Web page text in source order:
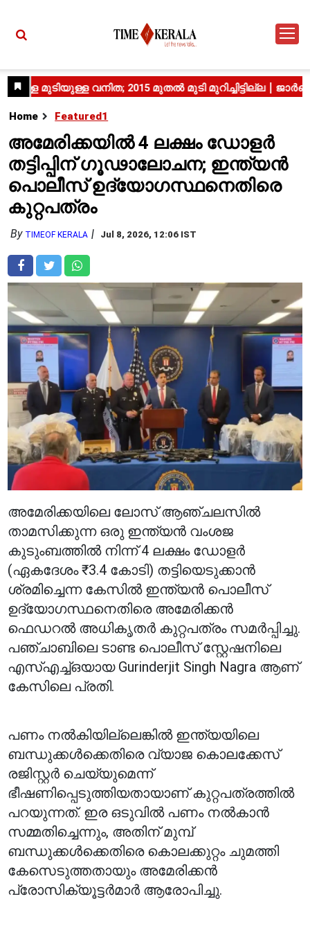
Home Featured1
അമേരിക്കയിൽ 4 ലക്ഷം ഡോളർ
തട്ടിപ്പിന് ഗൂഢാലോചന; ഇന്ത്യൻ
പൊലീസ് ഉദ്യോഗസ്ഥനെതിരെ
കുറ്റപത്രം
By TIMEOF KERALA Jul 8, 2026, 12:06 IST
അമേരിക്കയിലെ ലോസ് ആഞ്ചലസിൽ
താമസിക്കുന്ന ഒരു ഇന്ത്യൻ വംശജ
കുടുംബത്തിൽ നിന്ന് 4 ലക്ഷം ഡോളർ
(ഏകദേശം ₹3.4 കോടി) തട്ടിയെടുക്കാൻ
ശ്രമിച്ചെന്ന കേസിൽ ഇന്ത്യൻ പൊലീസ്
ഉദ്യോഗസ്ഥനെതിരെ അമേരിക്കൻ
ഫെഡറൽ അധികൃതർ കുറ്റപത്രം സമർപ്പിച്ചു.
പഞ്ചാബിലെ ടാണ്ട പൊലീസ് സ്റ്റേഷനിലെ
എസ്‌എച്ച്‌ഒയായ Gurinderjit Singh Nagra ആണ്
കേസിലെ പ്രതി.
പണം നൽകിയില്ലെങ്കിൽ ഇന്ത്യയിലെ
ബന്ധുക്കൾക്കെതിരെ വ്യാജ കൊലക്കേസ്
രജിസ്റ്റർ ചെയ്യുമെന്ന്
ഭീഷണിപ്പെടുത്തിയതായാണ് കുറ്റപത്രത്തിൽ
പറയുന്നത്. ഇര ഒടുവിൽ പണം നൽകാൻ
സമ്മതിച്ചെന്നും, അതിന് മുമ്പ്
ബന്ധുക്കൾക്കെതിരെ കൊലക്കുറ്റം ചുമത്തി
കേസെടുത്തതായും അമേരിക്കൻ
പ്രോസിക്യൂട്ടർമാർ ആരോപിച്ചു.